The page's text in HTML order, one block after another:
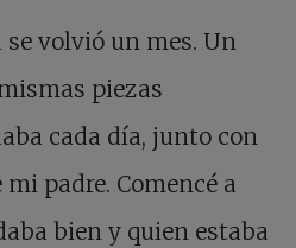
volvió un mes. Un
piezas
cada día, junto con
padre. Comencé a
bien y quien estaba